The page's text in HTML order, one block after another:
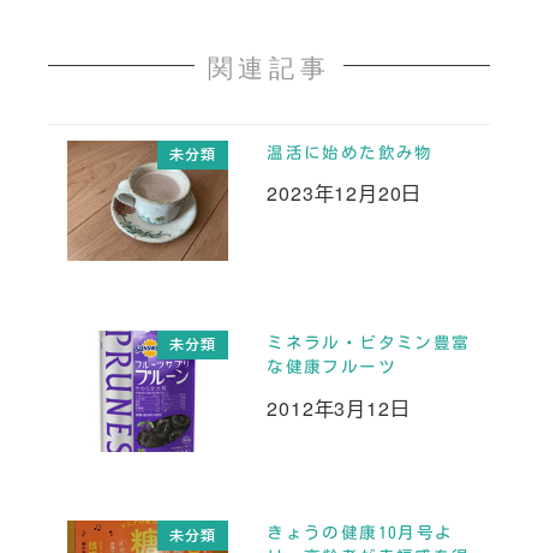
関連記事
未分類 温活に始めた飲み物
投稿日
2023年12月20日
未分類
ミネラル・ビタミン豊富
な健康フルーツ
投稿日
2012年3月12日
未分類
きょうの健康10月号よ